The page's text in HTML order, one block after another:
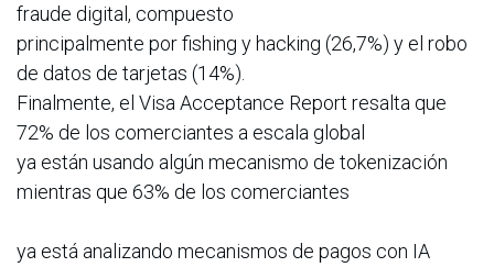
fraude digital, compuesto
principalmente por fishing y hacking (26,7%) y el robo
de datos de tarjetas (14%).
Finalmente, el Visa Acceptance Report resalta que
72% de los comerciantes a escala global
ya están usando algún mecanismo de tokenización
mientras que 63% de los comerciantes
ya está analizando mecanismos de pagos con IA